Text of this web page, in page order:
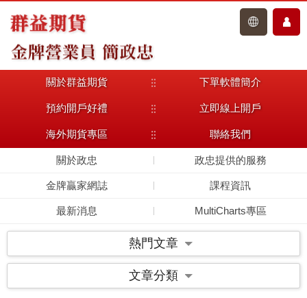
主選單
關於群益期貨 下單軟體簡介
預約開戶好禮 立即線上開戶
海外期貨專區 聯絡我們
關於政忠 政忠提供的服務
金牌贏家網誌 課程資訊
最新消息 MultiCharts專區
熱門文章
文章分類